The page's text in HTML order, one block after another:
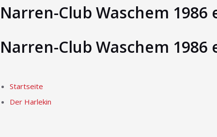
Narren-Club Waschem 1986
Narren-Club Waschem 1986
Startseite
Der Harlekin